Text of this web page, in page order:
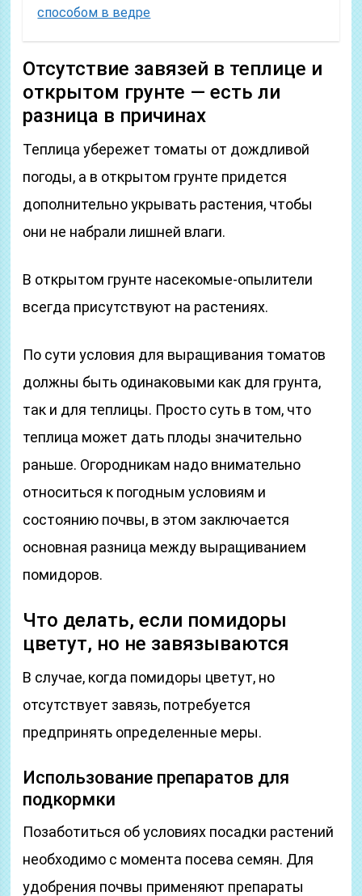
способом в ведре
Отсутствие завязей в теплице и
открытом грунте — есть ли
разница в причинах
Теплица убережет томаты от дождливой
погоды, а в открытом грунте придется
дополнительно укрывать растения, чтобы
они не набрали лишней влаги.
В открытом грунте насекомые-опылители
всегда присутствуют на растениях.
По сути условия для выращивания томатов
должны быть одинаковыми как для грунта,
так и для теплицы. Просто суть в том, что
теплица может дать плоды значительно
раньше. Огородникам надо внимательно
относиться к погодным условиям и
состоянию почвы, в этом заключается
основная разница между выращиванием
помидоров.
Что делать, если помидоры
цветут, но не завязываются
В случае, когда помидоры цветут, но
отсутствует завязь, потребуется
предпринять определенные меры.
Использование препаратов для
подкормки
Позаботиться об условиях посадки растений
необходимо с момента посева семян. Для
удобрения почвы применяют препараты